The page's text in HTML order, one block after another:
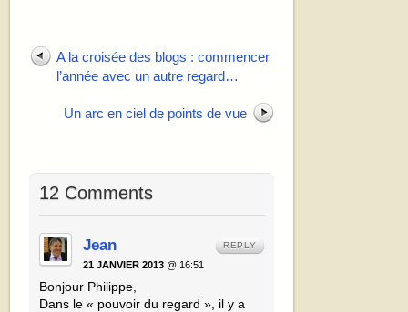
A la croisée des blogs : commencer
l’année avec un autre regard…
Un arc en ciel de points de vue
12 Comments
Jean
21 JANVIER 2013 @ 16:51
Bonjour Philippe,
Dans le « pouvoir du regard », il y a
REPLY